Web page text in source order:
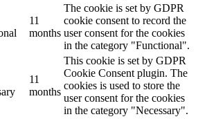
11
months
The cookie is set by GDPR
cookie consent to record the
user consent for the cookies
in the category "Functional".
11
months
This cookie is set by GDPR
Cookie Consent plugin. The
cookies is used to store the
user consent for the cookies
in the category "Necessary".